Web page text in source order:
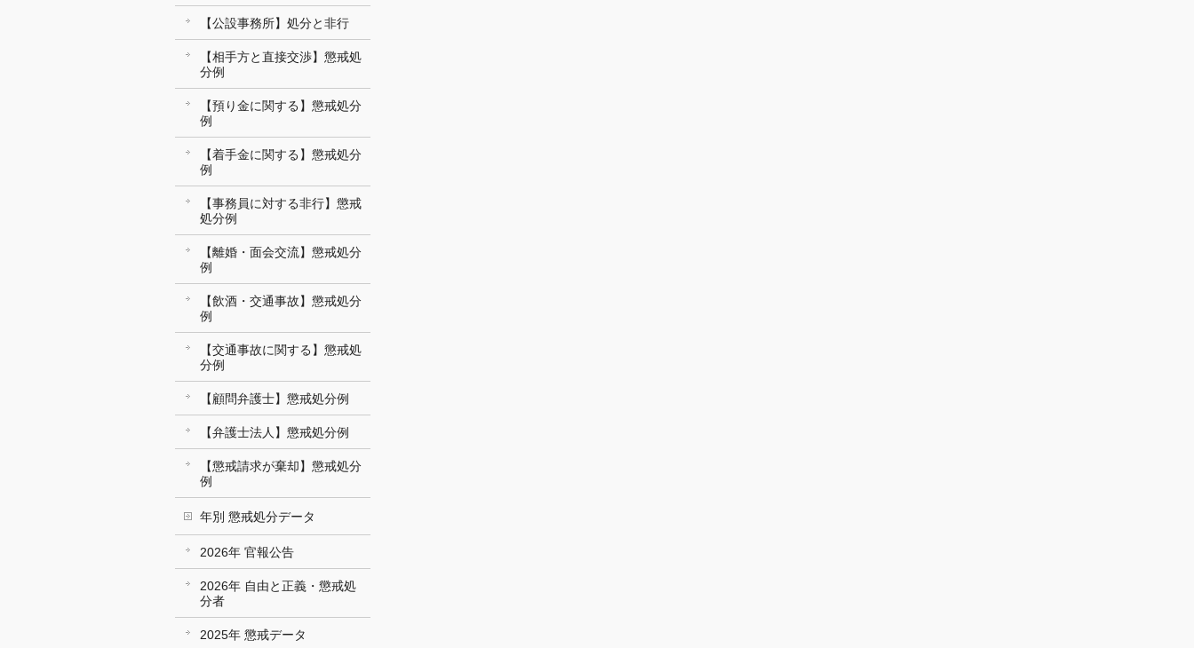
【公設事務所】処分と非行
【相手方と直接交渉】懲戒処
分例
【預り金に関する】懲戒処分
例
【着手金に関する】懲戒処分
例
【事務員に対する非行】懲戒
処分例
【離婚・面会交流】懲戒処分
例
【飲酒・交通事故】懲戒処分
例
【交通事故に関する】懲戒処
分例
【顧問弁護士】懲戒処分例
【弁護士法人】懲戒処分例
【懲戒請求が棄却】懲戒処分
例
年別 懲戒処分データ
2026年 官報公告
2026年 自由と正義・懲戒処
分者
2025年 懲戒データ